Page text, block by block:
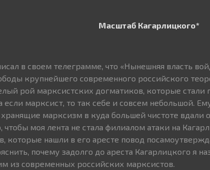
Масштаб Кагарлицкого*
в своем телеграмме, что «Нынешняя власть
крупнейшего современного российского
рой марксистских догматиков, которые стали
если марксист, то так себе и совсем небольшой.
марксизм в куда большей чистоте вдали
чтобы моя лента не стала филиалом атаки на
которые нашли в его аресте повод
почему задолго до ареста Кагарлицкого я
из современных российских марксистов.